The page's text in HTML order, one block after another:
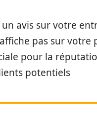
avis sur votre
pas sur votre
pour la
potentiels